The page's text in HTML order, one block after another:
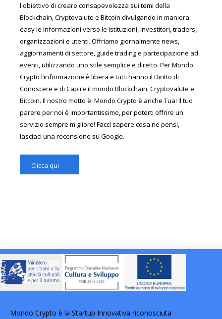
l'obiettivo di creare consapevolezza sui temi della
Blockchain, Cryptovalute e Bitcoin divulgando in maniera
easy le informazioni verso le istituzioni, investitori, traders,
organizzazioni e utenti. Offriamo giornalmente news,
aggiornamenti di settore, guide trading e partecipazione ad
eventi, utilizzando uno stile semplice e diretto. Per Mondo
Crypto l’informazione è libera e tutti hanno il Diritto di
Conoscere e di Capire il mondo Blockchain, Cryptovalute e
Bitcoin. Il nostro motto è: Mondo Crypto è anche Tua! Il tuo
parere per noi è importantissimo, per poterti offrire un
servizio sempre migliore! Facci sapere cosa ne pensi,
lasciaci una recensione su Google.
Clicca qui
Mondo Crypto è la Startup Innovativa riconosciuta